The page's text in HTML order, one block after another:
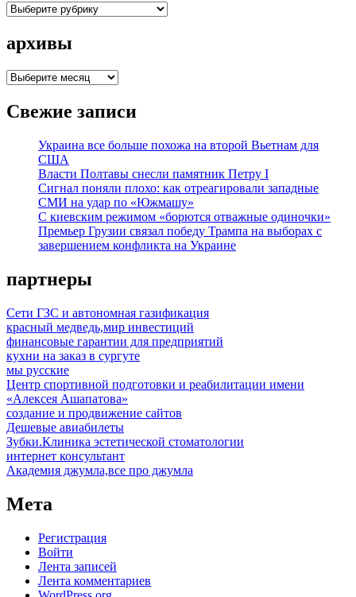
рубрики
архивы
архивы
Свежие записи
Украина все больше похожа на второй Вьетнам для
США
Власти Полтавы снесли памятник Петру I
Сигнал поняли плохо: как отреагировали западные
СМИ на удар по «Южмашу»
С киевским режимом «борются отважные одиночки»
Премьер Грузии связал победу Трампа на выборах с
завершением конфликта на Украине
партнеры
Сети ГЗС и автономная газификация
красный медведь,мир инвестиций
финансовые гарантии для предприятий
кухни на заказ в сургуте
мы русские
Центр спортивной подготовки и реабилитации имени
«Алексея Ашапатова»
создание и продвижение сайтов
Дешевые авиабилеты
Зубки.Клиника эстетической стоматологии
интернет консультант
Академия джумла,все про джумла
Мета
Регистрация
Войти
Лента записей
Лента комментариев